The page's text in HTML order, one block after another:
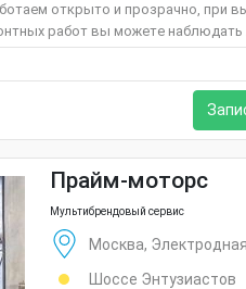
открыто и прозрачно, при
работ вы можете наблюдать
Прайм-моторс
Мультибрендовый сервис
Москва,
Шоссе Энтузиастов